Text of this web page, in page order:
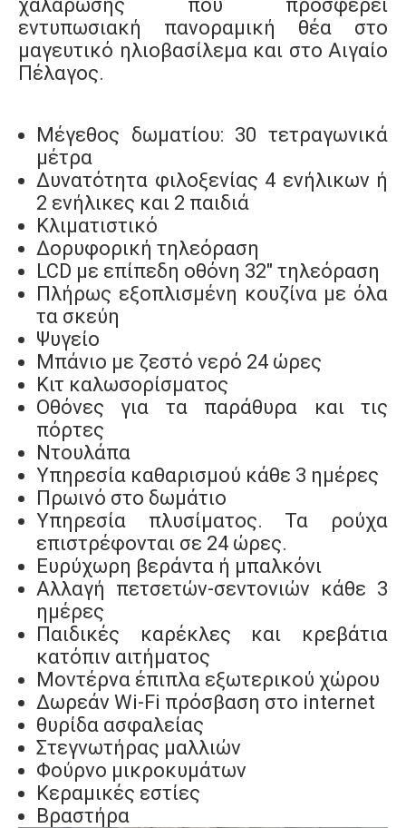
χαλάρωσης που προσφέρει
εντυπωσιακή πανοραμική θέα στο
μαγευτικό ηλιοβασίλεμα και στο Αιγαίο
Πέλαγος.
Μέγεθος δωματίου: 30 τετραγωνικά
μέτρα
Δυνατότητα φιλοξενίας 4 ενήλικων ή
2 ενήλικες και 2 παιδιά
Κλιματιστικό
Δορυφορική τηλεόραση
LCD με επίπεδη οθόνη 32" τηλεόραση
Πλήρως εξοπλισμένη κουζίνα με όλα
τα σκεύη
Ψυγείο
Μπάνιο με ζεστό νερό 24 ώρες
Κιτ καλωσορίσματος
Οθόνες για τα παράθυρα και τις
πόρτες
Ντουλάπα
Υπηρεσία καθαρισμού κάθε 3 ημέρες
Πρωινό στο δωμάτιο
Υπηρεσία πλυσίματος. Τα ρούχα
επιστρέφονται σε 24 ώρες.
Ευρύχωρη βεράντα ή μπαλκόνι
Αλλαγή πετσετών-σεντονιών κάθε 3
ημέρες
Παιδικές καρέκλες και κρεβάτια
κατόπιν αιτήματος
Μοντέρνα έπιπλα εξωτερικού χώρου
Δωρεάν Wi-Fi πρόσβαση στο internet
θυρίδα ασφαλείας
Στεγνωτήρας μαλλιών
Φούρνο μικροκυμάτων
Κεραμικές εστίες
Βραστήρα